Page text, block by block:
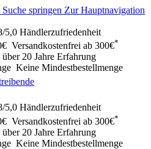
springen Zur Hauptnavigation
5,0 Händlerzufriedenheit
Versandkostenfrei ab 300€*
über 20 Jahre Erfahrung
Keine Mindestbestellmenge
5,0 Händlerzufriedenheit
Versandkostenfrei ab 300€*
über 20 Jahre Erfahrung
Keine Mindestbestellmenge